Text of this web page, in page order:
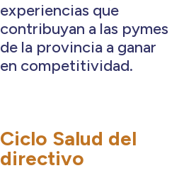
experiencias que
contribuyan a las pymes
de la provincia a ganar
en competitividad.
Ciclo Salud del
directivo